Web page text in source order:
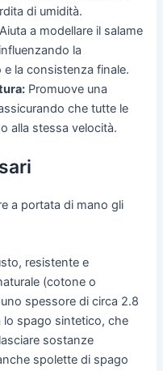
di umidità.
Aiuta a modellare il salame
la
la consistenza finale.
Promuove una
che tutte le
alla stessa velocità.
a portata di mano gli
resistente e
(cotone o
spessore di circa 2.8
lo spago sintetico, che
sostanze
spolette di spago